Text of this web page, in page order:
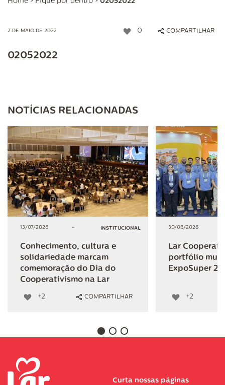
2 DE MAIO DE 2022 0 COMPARTILHAR
02052022
NOTÍCIAS RELACIONADAS
13/07/2026 - INSTITUCIONAL
Conhecimento, cultura e
solidariedade marcam
comemoração do Dia do
Cooperativismo na Lar
+2 COMPARTILHAR
30/06/2026
Lar
portfólio
ExpoSuper
+2
Curta nossas páginas